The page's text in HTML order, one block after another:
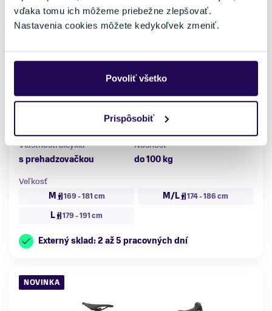
vďaka tomu ich môžeme priebežne zlepšovať.
Nastavenia cookies môžete kedykoľvek zmeniť.
Povoliť všetko
Prispôsobiť
Bicykel Giant Revolt 0 Ocean Wave 2026
-6 %
1999,00 €
1879,06 €
Gravel bicykle
Materiál rámu
Hliník
Vlastnosti bicykla
s prehadzovačkou
Nosnosť
do 100 kg
Veľkosť
M
169 - 181 cm M/L 174 - 186 cm
L 179 - 191 cm
Externý sklad: 2 až 5 pracovných dní
NOVINKA